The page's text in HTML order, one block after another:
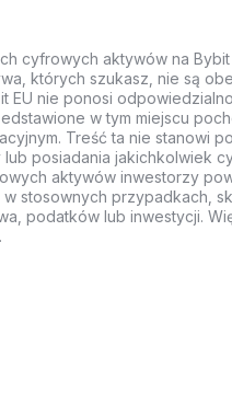
cyfrowych aktywów na Bybit
których szukasz, nie są
EU nie ponosi
w tym miejscu
Treść ta nie stanowi
posiadania jakichkolwiek
aktywów inwestorzy
stosownych przypadkach,
podatków lub inwestycji.
.